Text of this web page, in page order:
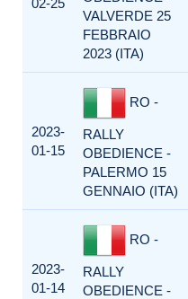
02-25
VALVERDE 25
FEBBRAIO
2023 (ITA)
2023-
01-15
RO -
RALLY
OBEDIENCE -
PALERMO 15
GENNAIO (ITA)
2023-
01-14
RO -
RALLY
OBEDIENCE -